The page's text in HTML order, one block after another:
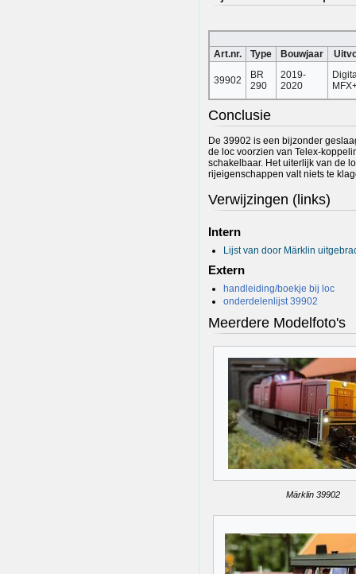
Art.nr. Type Bouwjaar
39902
BR
290
2019-
2020
Conclusie
De 39902 is een bijzonder
de loc voorzien van Telex-
schakelbaar. Het uiterlijk van de
rijeigenschappen valt niets te
Verwijzingen (links)
Intern
Lijst van door Märklin
Extern
handleiding/boekje bij loc
onderdelenlijst 39902
Meerdere Modelfoto's
Märklin 39902